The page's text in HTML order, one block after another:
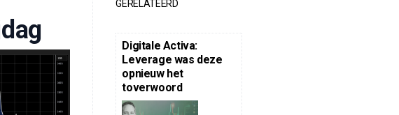
GERELATEERD
Digitale Activa:
Leverage was deze
opnieuw het
toverwoord